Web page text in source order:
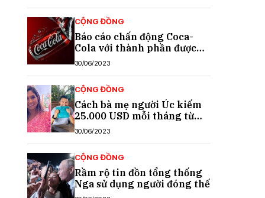
CỘNG ĐỒNG
Báo cáo chấn động Coca-
Cola với thành phần được
cho là chất gây ung thư
30/06/2023
CỘNG ĐỒNG
Cách bà mẹ người Úc kiếm
25.000 USD mỗi tháng từ
TikTok
30/06/2023
CỘNG ĐỒNG
Rầm rộ tin đồn tổng thống
Nga sử dụng người đóng thế